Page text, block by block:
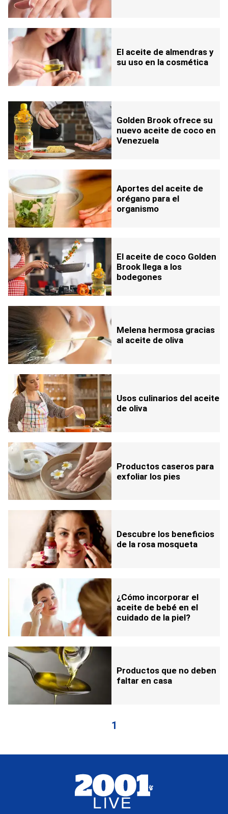
El aceite de almendras y
su uso en la cosmética
Golden Brook ofrece su
nuevo aceite de coco en
Venezuela
Aportes del aceite de
orégano para el
organismo
El aceite de coco Golden
Brook llega a los
bodegones
Melena hermosa gracias
al aceite de oliva
Usos culinarios del aceite
de oliva
Productos caseros para
exfoliar los pies
Descubre los beneficios
de la rosa mosqueta
¿Cómo incorporar el
aceite de bebé en el
cuidado de la piel?
Productos que no deben
faltar en casa
1